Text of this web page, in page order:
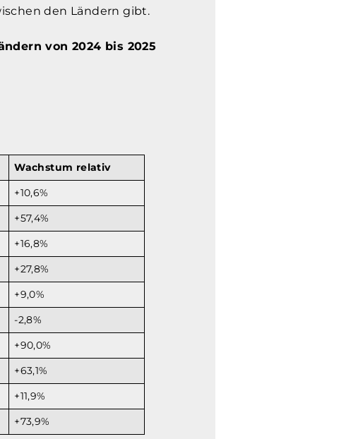
den Ländern gibt.
von 2024 bis 2025
Wachstum relativ
+10,6%
+57,4%
+16,8%
+27,8%
+9,0%
-2,8%
+90,0%
+63,1%
+11,9%
+73,9%